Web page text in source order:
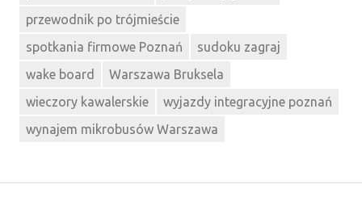
przewodnik po trójmieście
spotkania firmowe Poznań
sudoku zagraj
wake board
Warszawa Bruksela
wieczory kawalerskie
wyjazdy integracyjne poznań
wynajem mikrobusów Warszawa